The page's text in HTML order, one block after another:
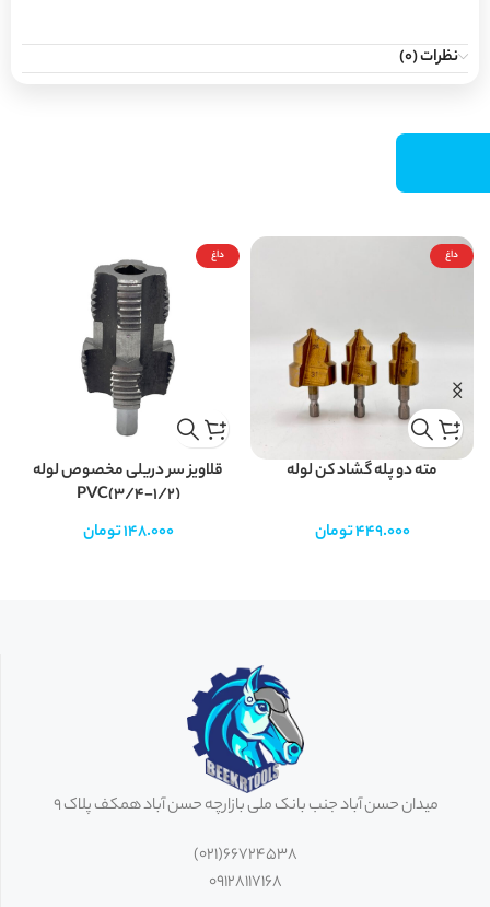
نظرات (0)
داغ
مته دو پله گشاد کن لوله
449.000تومان
داغ
قلاویز سر دریلی مخصوص لوله
PVC(3/4-1/2)
148.000تومان
میدان حسن آباد جنب بانک ملی بازارچه حسن آباد همکف پلاک 9
66724538(021)
09128117168